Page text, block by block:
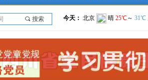
끠 搜索